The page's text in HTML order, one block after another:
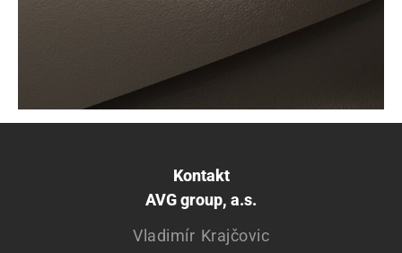
Kontakt
AVG group, a.s.
Vladimír Krajčovic